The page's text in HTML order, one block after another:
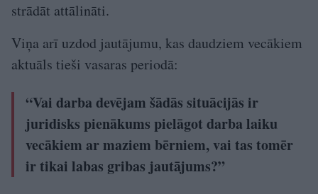
strādāt attālināti.
Viņa arī uzdod jautājumu, kas daudziem vecākiem
aktuāls tieši vasaras periodā:
“Vai darba devējam šādās situācijās ir
juridisks pienākums pielāgot darba laiku
vecākiem ar maziem bērniem, vai tas tomēr
ir tikai labas gribas jautājums?”